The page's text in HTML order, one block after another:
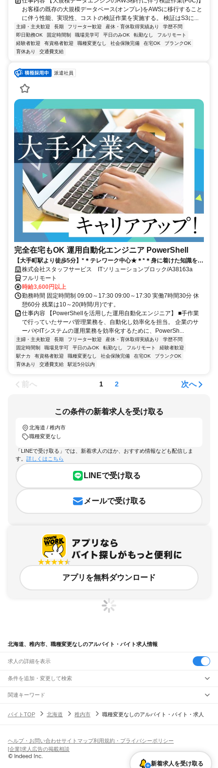
お客様の既存の大規模データベース(オンプレ)をAWSに移行すること
に伴う性能、実現性、コストの検証作業を実施する。 検証はS3に...
主婦・主夫歓迎 長期 フリーター歓迎 産休・育休取得実績あり
学歴不問
即日勤務OK
固定時間制 職場見学可 平日のみOK 転勤なし
フルリモート
経験者歓迎
有資格者歓迎 職種変更なし 社会保険完備 在宅OK
ブランクOK
育休あり
交通費支給
派遣社員
完全在宅もOK 運用自動化エンジニア PowerShell
【大手町駅より徒歩5分】*＊テレワーク中心★＊*＊身に着けた知識を活
かすチャンス！ ご応募お待ちしております！
株式会社スタッフサービス ITソリューションブロック/A38163a
フルリモート
時給3,600円以上
勤務時間 固定時間制 09:00～17:30 09:00～17:30 実働7時間30分 休
憩60分 残業は10～20(時間/月)です。
仕事内容 【PowerShellを活用した運用自動化エンジニア】 ■手作業
で行っていたサーバ管理業務を、自動化し効率化を担当。 企業のサ
ーバやITシステムの運用業務を効率化するために、PowerSh...
主婦・主夫歓迎 長期 フリーター歓迎 産休・育休取得実績あり
学歴不問
固定時間制
職場見学可 平日のみOK 転勤なし フルリモート
経験者歓迎
駅ナカ
有資格者歓迎 職種変更なし 社会保険完備 在宅OK
ブランクOK
育休あり
交通費支給 駅近5分以内
前へ 1 2 次へ
この条件の新着求人を受け取る
北海道 / 稚内市
職種変更なし
「LINEで受け取る」では、新着求人のほか、おすすめ情報なども配信しま
す。 詳しくはこちら
LINEで受け取る
メールで受け取る
アプリを無料ダウンロード
北海道、稚内市、職種変更なしのアルバイト・バイト求人情報
求人の詳細を表示
条件を追加・変更して検索
市区町村を追加・変更
北海道すべて
函館市小樽市旭川市室蘭市釧路市帯広市北見市夕張市岩見沢市網走市
苫小牧市稚内市美唄市 紋別市士別市名寄市三笠市根室市
登別市 恵庭市伊達市 北広島市
駅を追加・変更
函館駅 五稜郭駅 桔梗駅 大中山駅 七飯駅新函館北斗駅 仁山駅 大沼駅
赤井川駅駒ケ岳駅鹿部駅渡島沼尻駅渡島砂原駅掛澗駅尾白内駅東森駅
落部駅野田生駅山越駅八雲駅 中ノ沢駅長万部駅
飲食・フードサービス
飲食・フードサービス
ホールスタッフ
皿洗い・洗い場精肉・鮮魚加工
バー（BAR）・バーテンダー
特徴を追加・変更
人気
髪型・髪色自由ひげOKネイルOK
関連キーワード
北海道 札幌市 学歴不問 履歴書なし 北海道 札幌市 正社員 身体介助なし
バイトTOP 北海道 稚内市 職種変更なしのアルバイト・バイト・求人
新着求人を受け取る
ヘルプ・お問い合わせサイトマップ利用規約・プライバシーポリシー
[企業]求人広告の掲載相談